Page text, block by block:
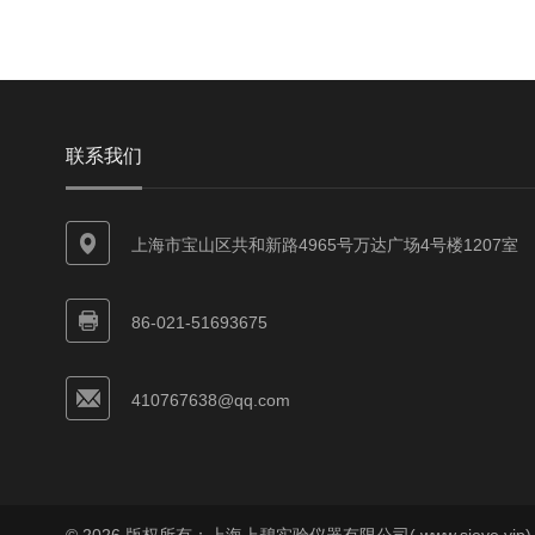
联系我们
上海市宝山区共和新路4965号万达广场4号楼1207室
86-021-51693675
410767638@qq.com